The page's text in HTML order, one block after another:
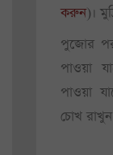
করুন)।
পুজোর পর
পাওয়া
পাওয়া
চোখ